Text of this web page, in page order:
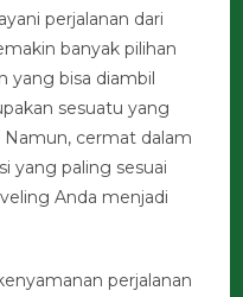
perjalanan dari
banyak pilihan
yang bisa diambil
sesuatu yang
cermat dalam
yang paling sesuai
Anda menjadi
perjalanan